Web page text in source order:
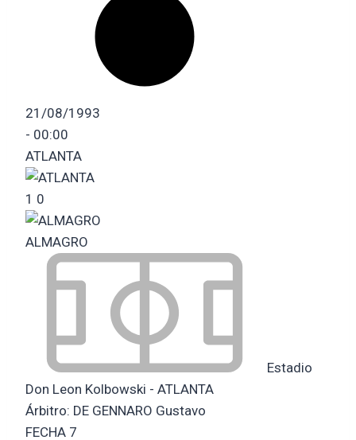
21/08/1993
- 00:00
ATLANTA
1 0
ALMAGRO
Estadio
Don Leon Kolbowski - ATLANTA
Árbitro: DE GENNARO Gustavo
FECHA 7